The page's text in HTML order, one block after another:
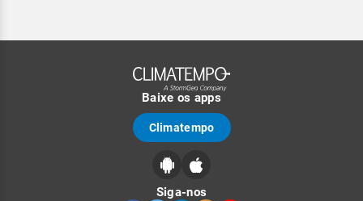
Baixe os apps
Climatempo
Siga-nos